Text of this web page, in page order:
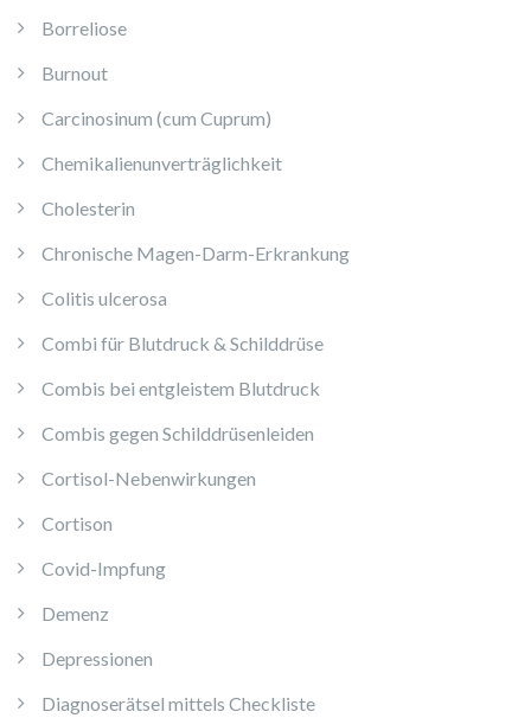
Borreliose
Burnout
Carcinosinum (cum Cuprum)
Chemikalienunverträglichkeit
Cholesterin
Chronische Magen-Darm-Erkrankung
Colitis ulcerosa
Combi für Blutdruck & Schilddrüse
Combis bei entgleistem Blutdruck
Combis gegen Schilddrüsenleiden
Cortisol-Nebenwirkungen
Cortison
Covid-Impfung
Demenz
Depressionen
Diagnoserätsel mittels Checkliste